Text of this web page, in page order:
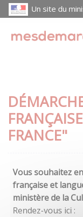
Un site du
FRANCE"
Vous souhaitez
française et
ministère de la
Rendez-vous ici :